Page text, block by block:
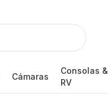
Cámaras
Consolas &
RV